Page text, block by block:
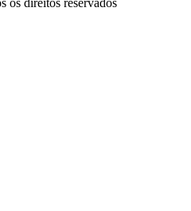
os direitos reservados